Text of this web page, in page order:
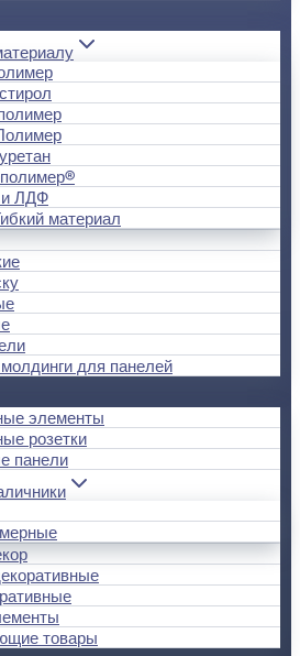
ЛДФ
материал
для панелей
элементы
розетки
панели
товары